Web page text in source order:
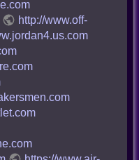
http://www.off-